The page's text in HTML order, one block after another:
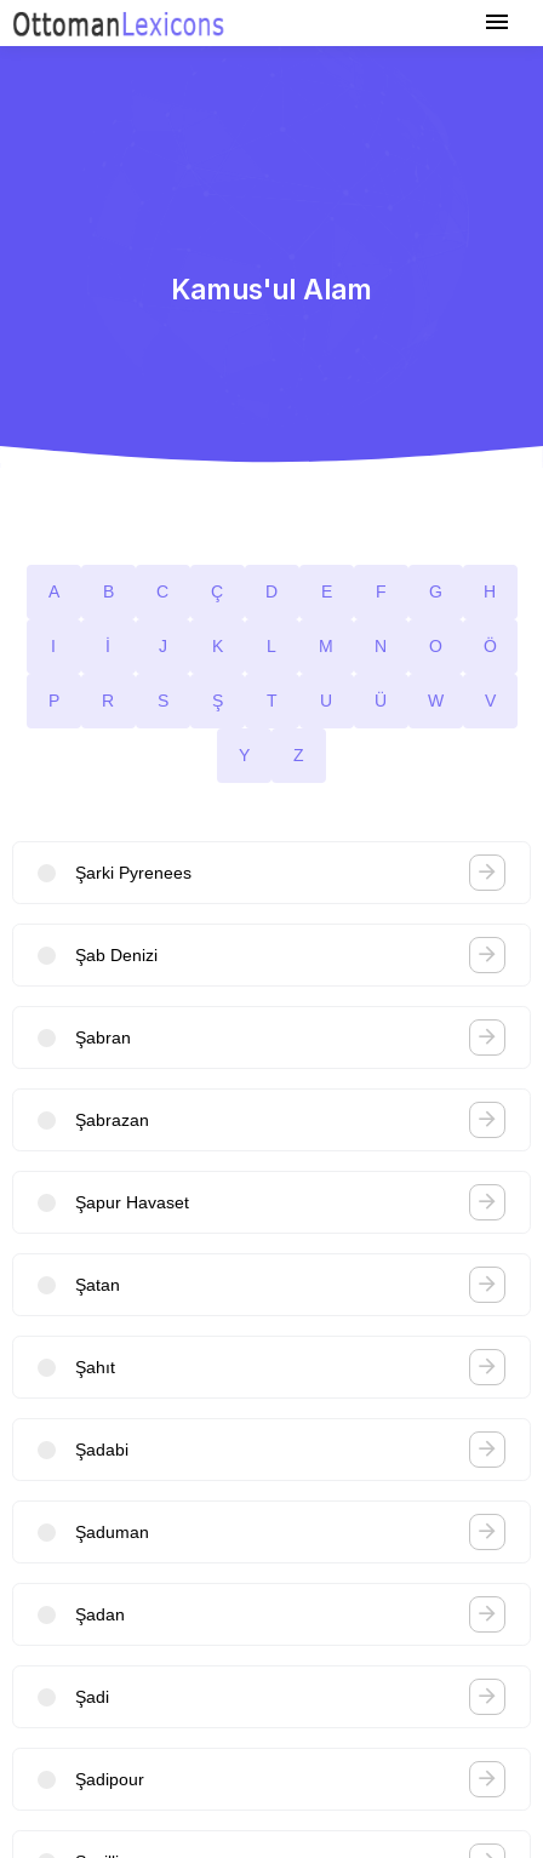
Kamus'ul Alam
A B C Ç D E F G H
I İ J K L M N O Ö
P R S Ş T U Ü W V
Y Z
Şarki Pyrenees
Şab Denizi
Şabran
Şabrazan
Şapur Havaset
Şatan
Şahıt
Şadabi
Şaduman
Şadan
Şadi
Şadipour